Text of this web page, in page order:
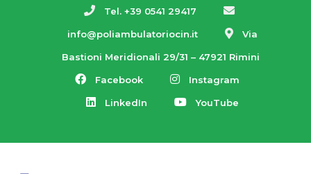
Tel. +39 0541 29417
info@poliambulatoriocin.it Via
Bastioni Meridionali 29/31 – 47921 Rimini
Facebook Instagram
LinkedIn YouTube